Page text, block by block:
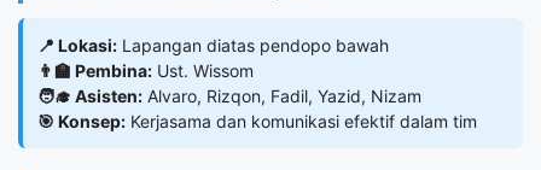
📍 Lokasi: Lapangan diatas pendopo bawah
👨‍🏫 Pembina: Ust. Wissom
🧑‍🎓 Asisten: Alvaro, Rizqon, Fadil, Yazid, Nizam
🎯 Konsep: Kerjasama dan komunikasi efektif dalam tim